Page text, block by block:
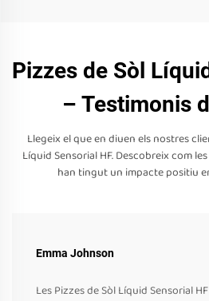
Pizzes de Sòl
– Testimonis
Llegeix el que en diuen els nostres
Líquid Sensorial HF. Descobreix com
han tingut un impacte positiu
Emma Johnson
Les Pizzes de Sòl Líquid Sensorial